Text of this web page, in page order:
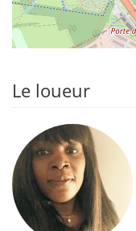
Le loueur